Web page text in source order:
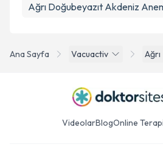
Ana Sayfa Vacuactiv Ağrı
Ağrı Doğubeyazıt Akdeniz
VideolarBlogOnline Terapi